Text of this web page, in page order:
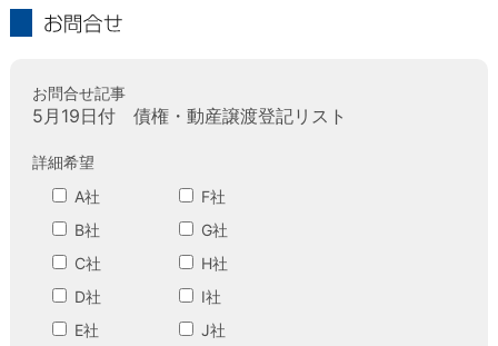
お問合せ記事
5月19日付 債権・動産譲渡登記リスト
詳細希望
A社
B社
C社
D社
E社
F社
G社
H社
I社
J社